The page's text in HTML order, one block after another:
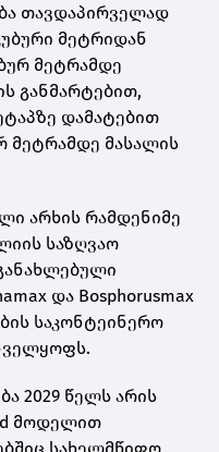
თავდაპირველად
მეტრიდან
მეტრამდე
განმარტებით,
დამატებით
მეტრამდე მასალის
არხის რამდენიმე
საზღვაო
და Bosphorusmax
საკონტეინერო
2029 წელს არის
მოდელით
სახელმწიფო